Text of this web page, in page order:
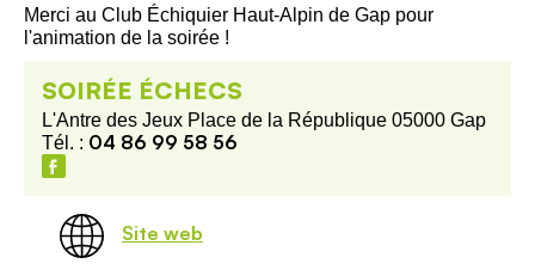
Merci au Club Échiquier Haut-Alpin de Gap pour
l'animation de la soirée !
SOIRÉE ÉCHECS
L'Antre des Jeux Place de la République 05000 Gap
Tél. : 04 86 99 58 56
Site web